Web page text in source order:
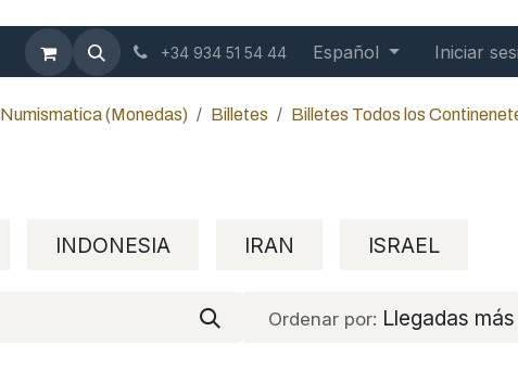
Contáctenos Blog
+34 934 51 54 44 Español Iniciar
Numismatica (Monedas) Billetes Billetes Todos los
INDONESIA IRAN ISRAEL
Ordenar por: Llegadas